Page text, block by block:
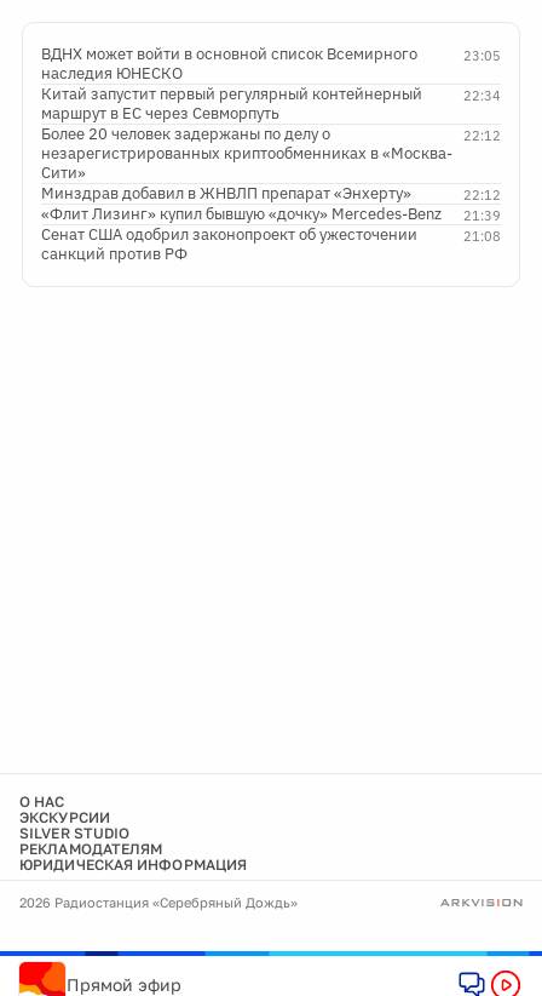
23:05
ВДНХ может войти в основной список Всемирного
наследия ЮНЕСКО
22:34
Китай запустит первый регулярный контейнерный
маршрут в ЕС через Севморпуть
22:12
Более 20 человек задержаны по делу о
незарегистрированных криптообменниках в «Москва-
Сити»
22:12
Минздрав добавил в ЖНВЛП препарат «Энхерту»
21:39
«Флит Лизинг» купил бывшую «дочку» Mercedes-Benz
21:08
Сенат США одобрил законопроект об ужесточении
санкций против РФ
О НАС
ЭКСКУРСИИ
SILVER STUDIO
РЕКЛАМОДАТЕЛЯМ
ЮРИДИЧЕСКАЯ ИНФОРМАЦИЯ
2026 Радиостанция «Серебряный Дождь»
Прямой эфир